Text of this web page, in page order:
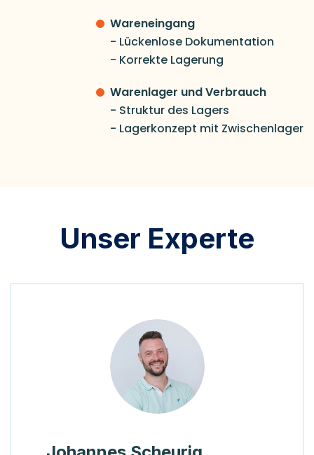
Wareneingang
- Lückenlose Dokumentation
- Korrekte Lagerung
Warenlager und Verbrauch
- Struktur des Lagers
- Lagerkonzept mit Zwischenlager
Unser Experte